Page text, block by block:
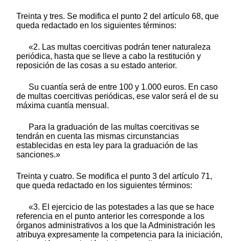
Treinta y tres. Se modifica el punto 2 del artículo 68, que
queda redactado en los siguientes términos:
«2. Las multas coercitivas podrán tener naturaleza
periódica, hasta que se lleve a cabo la restitución y
reposición de las cosas a su estado anterior.
Su cuantía será de entre 100 y 1.000 euros. En caso
de multas coercitivas periódicas, ese valor será el de su
máxima cuantía mensual.
Para la graduación de las multas coercitivas se
tendrán en cuenta las mismas circunstancias
establecidas en esta ley para la graduación de las
sanciones.»
Treinta y cuatro. Se modifica el punto 3 del artículo 71,
que queda redactado en los siguientes términos:
«3. El ejercicio de las potestades a las que se hace
referencia en el punto anterior les corresponde a los
órganos administrativos a los que la Administración les
atribuya expresamente la competencia para la iniciación,